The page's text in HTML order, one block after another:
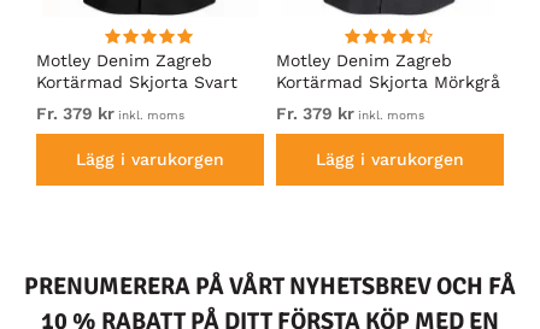
Motley Denim Zagreb
Kortärmad Skjorta Svart
Fr. 379 kr inkl. moms
Lägg i varukorgen
Motley Denim Zagreb
Kortärmad Skjorta Mörkgrå
Fr. 379 kr inkl. moms
Lägg i varukorgen
PRENUMERERA PÅ VÅRT NYHETSBREV OCH FÅ
10 % RABATT PÅ DITT FÖRSTA KÖP MED EN